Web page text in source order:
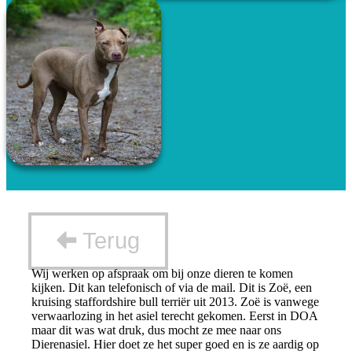
Terug
Wij werken op afspraak om bij onze dieren te komen
kijken. Dit kan telefonisch of via de mail. Dit is Zoë, een
kruising staffordshire bull terriër uit 2013. Zoë is vanwege
verwaarlozing in het asiel terecht gekomen. Eerst in DOA
maar dit was wat druk, dus mocht ze mee naar ons
Dierenasiel. Hier doet ze het super goed en is ze aardig op